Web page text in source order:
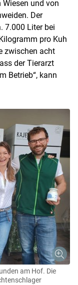
und von
Der
7.000 Liter bei
pro Kuh
zwischen acht
der Tierarzt
Betrieb“, kann
am Hof. Die